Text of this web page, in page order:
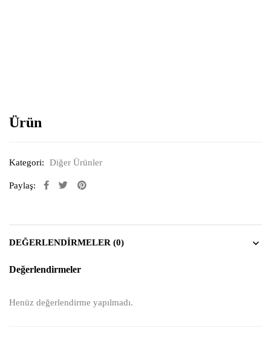
Ürün
Kategori: Diğer Ürünler
Paylaş:
DEĞERLENDIRMELER (0)
Değerlendirmeler
Henüz değerlendirme yapılmadı.